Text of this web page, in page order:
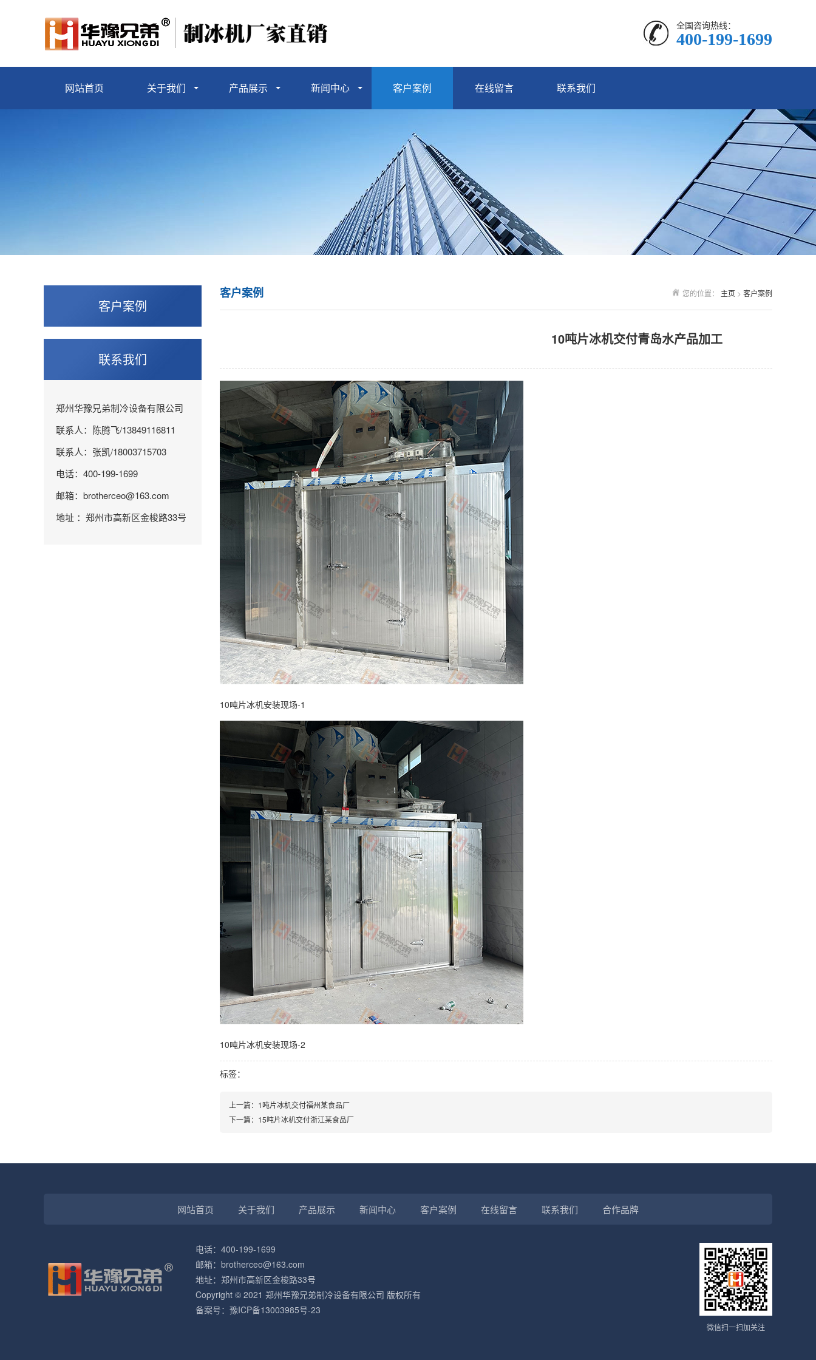
全国咨询热线：
400-199-1699
网站首页 关于我们 产品展示 新闻中心 客户案例 在线留言 联系我们
客户案例
联系我们
郑州华豫兄弟制冷设备有限公司
联系人：陈腾飞/13849116811
联系人：张凯/18003715703
电话：400-199-1699
邮箱：brotherceo@163.com
地址 ：郑州市高新区金梭路33号
您的位置： 主页 > 客户案例
客户案例
10吨片冰机交付青岛水产品加工
10吨片冰机安装现场-1
10吨片冰机安装现场-2
标签：
上一篇：1吨片冰机交付福州某食品厂
下一篇：15吨片冰机交付浙江某食品厂
网站首页 关于我们 产品展示 新闻中心 客户案例 在线留言 联系我们 合作品牌
微信扫一扫加关注
电话：400-199-1699
邮箱：brotherceo@163.com
地址：郑州市高新区金梭路33号
Copyright © 2021 郑州华豫兄弟制冷设备有限公司 版权所有
备案号： 豫ICP备13003985号-23